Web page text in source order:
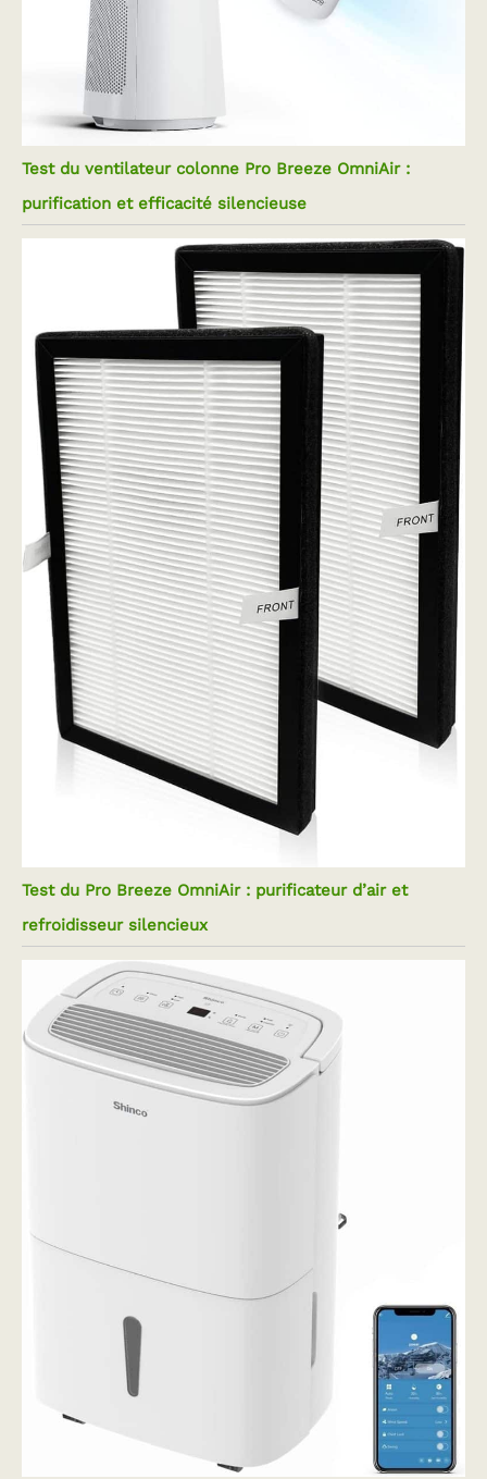
Test du ventilateur colonne Pro Breeze OmniAir :
purification et efficacité silencieuse
Test du Pro Breeze OmniAir : purificateur d’air et
refroidisseur silencieux